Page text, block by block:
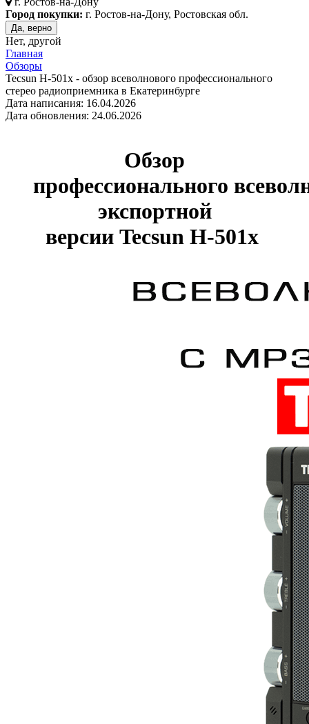
Город покупки: г. Ростов-на-Дону, Ростовская обл.
Да, верно
Нет, другой
Главная
Обзоры
Tecsun H-501x - обзор всеволнового профессионального
стерео радиоприемника в Екатеринбурге
Дата написания: 16.04.2026
Дата обновления: 24.06.2026
Обзор
профессионального
экспортной
версии Tecsun H-501x